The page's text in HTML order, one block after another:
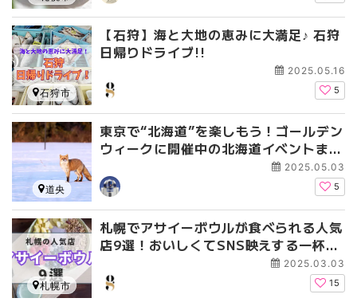
【石狩】海と大地の恵みに大満足♪ 石狩
日帰りドライブ!!
2025.05.16
5
石狩市
東京で“北海道”を楽しもう！ゴールデン
ウィークに開催中の北海道イベントまと
2025.05.03
5
道央
札幌でアサイーボウルが食べられる人気
店9選！おいしくてSNS映えする一杯を
2025.03.03
15
札幌市